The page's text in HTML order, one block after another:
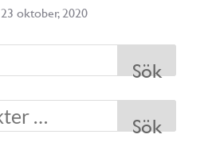
23 oktober, 2020
Sök
Sök